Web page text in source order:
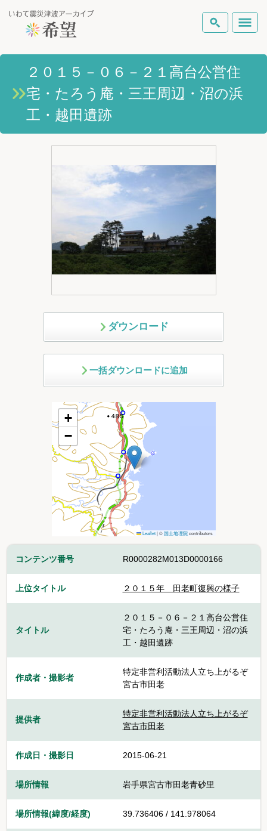
岩手県の被害状況
検索
テーマから探す 地図から探す
２０１５－０６－２１高台公営住
宅・たろう庵・三王周辺・沼の浜
工・越田遺跡
ダウンロード
一括ダウンロードに追加
+
−
Leaflet |©国土地理院contributors
コンテンツ番号 R0000282M013D0000166
上位タイトル ２０１５年＿田老町復興の様子
タイトル
２０１５－０６－２１高台公営住
宅・たろう庵・三王周辺・沼の浜
工・越田遺跡
作成者・撮影者
特定非営利活動法人立ち上がるぞ
宮古市田老
提供者
特定非営利活動法人立ち上がるぞ
宮古市田老
作成日・撮影日 2015-06-21
場所情報 岩手県宮古市田老青砂里
場所情報(緯度/経度) 39.736406 / 141.978064